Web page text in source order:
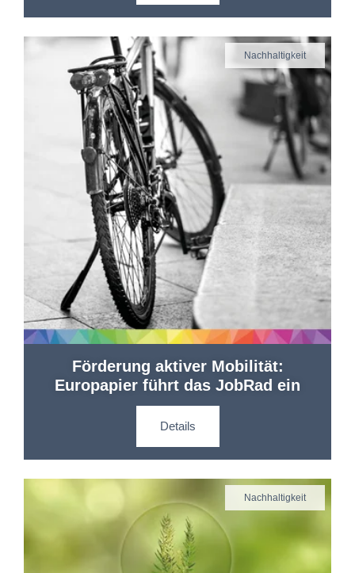
Nachhaltigkeit
Förderung aktiver Mobilität:
Europapier führt das JobRad ein
Details
Nachhaltigkeit